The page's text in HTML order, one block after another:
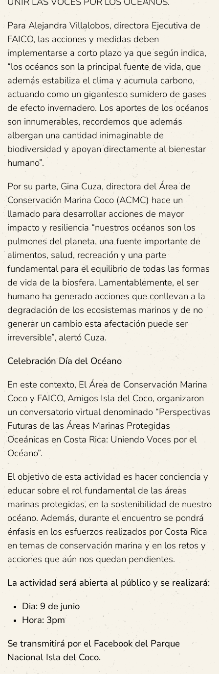
Para Alejandra Villalobos, directora Ejecutiva de
FAICO, las acciones y medidas deben
implementarse a corto plazo ya que según indica,
“los océanos son la principal fuente de vida, que
además estabiliza el clima y acumula carbono,
actuando como un gigantesco sumidero de gases
de efecto invernadero. Los aportes de los océanos
son innumerables, recordemos que además
albergan una cantidad inimaginable de
biodiversidad y apoyan directamente al bienestar
humano”.
Por su parte, Gina Cuza, directora del Área de
Conservación Marina Coco (ACMC) hace un
llamado para desarrollar acciones de mayor
impacto y resiliencia “nuestros océanos son los
pulmones del planeta, una fuente importante de
alimentos, salud, recreación y una parte
fundamental para el equilibrio de todas las formas
de vida de la biosfera. Lamentablemente, el ser
humano ha generado acciones que conllevan a la
degradación de los ecosistemas marinos y de no
generar un cambio esta afectación puede ser
irreversible”, alertó Cuza.
Celebración Día del Océano
En este contexto, El Área de Conservación Marina
Coco y FAICO, Amigos Isla del Coco, organizaron
un conversatorio virtual denominado “Perspectivas
Futuras de las Áreas Marinas Protegidas
Oceánicas en Costa Rica: Uniendo Voces por el
Océano”.
El objetivo de esta actividad es hacer conciencia y
educar sobre el rol fundamental de las áreas
marinas protegidas, en la sostenibilidad de nuestro
océano. Además, durante el encuentro se pondrá
énfasis en los esfuerzos realizados por Costa Rica
en temas de conservación marina y en los retos y
acciones que aún nos quedan pendientes.
La actividad será abierta al público y se realizará:
Dia: 9 de junio
Hora: 3pm
Se transmitirá por el Facebook del Parque
Nacional Isla del Coco.